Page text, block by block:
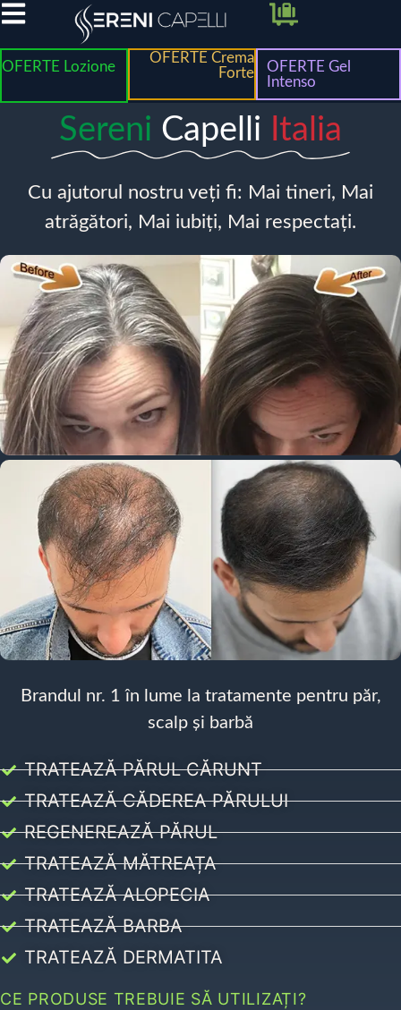
OFERTE Lozione
OFERTE Crema
Forte
OFERTE Gel
Intenso
Sereni Capelli Italia
Cu ajutorul nostru veți fi: Mai tineri, Mai
atrăgători, Mai iubiți, Mai respectați.
Brandul nr. 1 în lume la tratamente pentru păr,
scalp și barbă
TRATEAZĂ PĂRUL CĂRUNT
TRATEAZĂ CĂDEREA PĂRULUI
REGENEREAZĂ PĂRUL
TRATEAZĂ MĂTREAȚA
TRATEAZĂ ALOPECIA
TRATEAZĂ BARBA
TRATEAZĂ DERMATITA
CE PRODUSE TREBUIE SĂ UTILIZAȚI?